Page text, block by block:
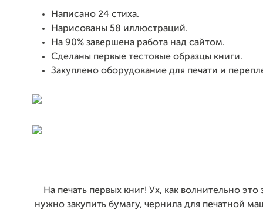
Написано 24 стиха.
Нарисованы 58 иллюстраций.
На 90% завершена работа над сайтом.
Сделаны первые тестовые образцы книги.
Закуплено оборудование для печати и
На печать первых книг! Ух, как волнительно это
нужно закупить бумагу, чернила для печатной